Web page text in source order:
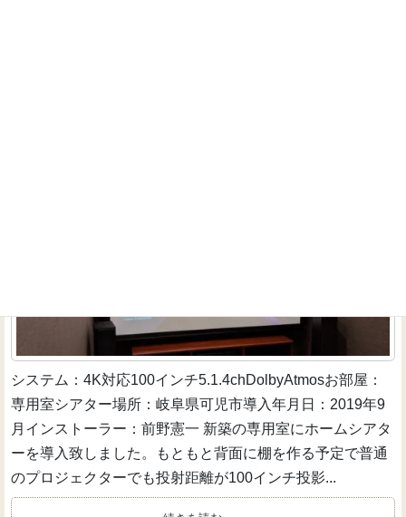
システム：4K対応100インチ5.1.4chDolbyAtmosお部屋：
専用室シアター場所：岐阜県可児市導入年月日：2019年9
月インストーラー：前野憲一 新築の専用室にホームシアタ
ーを導入致しました。もともと背面に棚を作る予定で普通
のプロジェクターでも投射距離が100インチ投影...